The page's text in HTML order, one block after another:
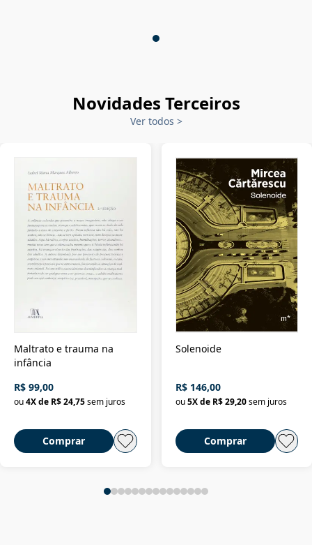
Novidades Terceiros
Ver todos >
Maltrato e trauma na
infância
R$ 99,00
ou4X de R$ 24,75sem juros
Comprar
Solenoide
R$ 146,00
ou 5X de R$ 29,20 sem juros
Comprar